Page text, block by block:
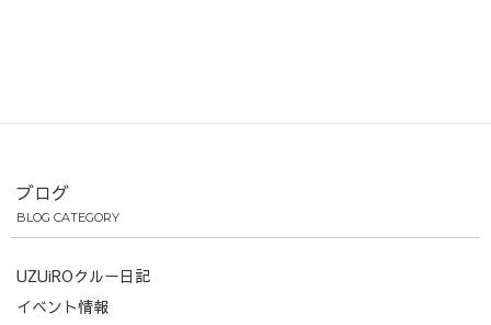
ブログ
BLOG CATEGORY
UZUiROクルー日記
イベント情報